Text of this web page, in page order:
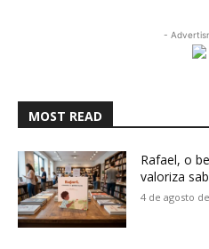
-
MOST READ
Rafael, o
valoriza
4 de agosto